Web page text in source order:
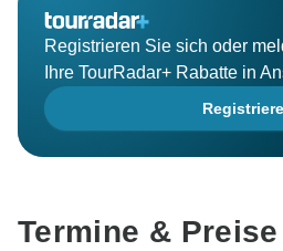
Registrieren Sie sich oder
Ihre TourRadar+ Rabatte in
Termine & Preise